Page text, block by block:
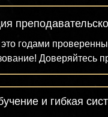
годами
Доверяйтесь
и гибкая